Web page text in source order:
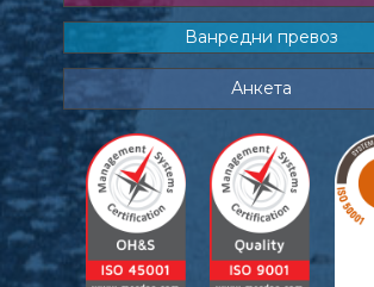
Ванредни превоз
Анкета